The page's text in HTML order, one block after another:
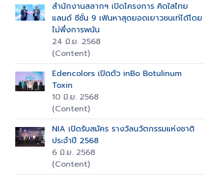
สำนักงานสลากฯ เปิดโครงการ คิดใสไทย
แลนด์ ซีซั่น 9 เฟ้นหาสุดยอดเยาวชนเท่ได้โดย
ไม่พึ่งการพนัน
24 มิ.ย. 2568
(Content)
Edencolors เปิดตัว inBo Botulinum
Toxin
10 มิ.ย. 2568
(Content)
NIA เปิดรับสมัคร รางวัลนวัตกรรมแห่งชาติ
ประจำปี 2568
6 มิ.ย. 2568
(Content)